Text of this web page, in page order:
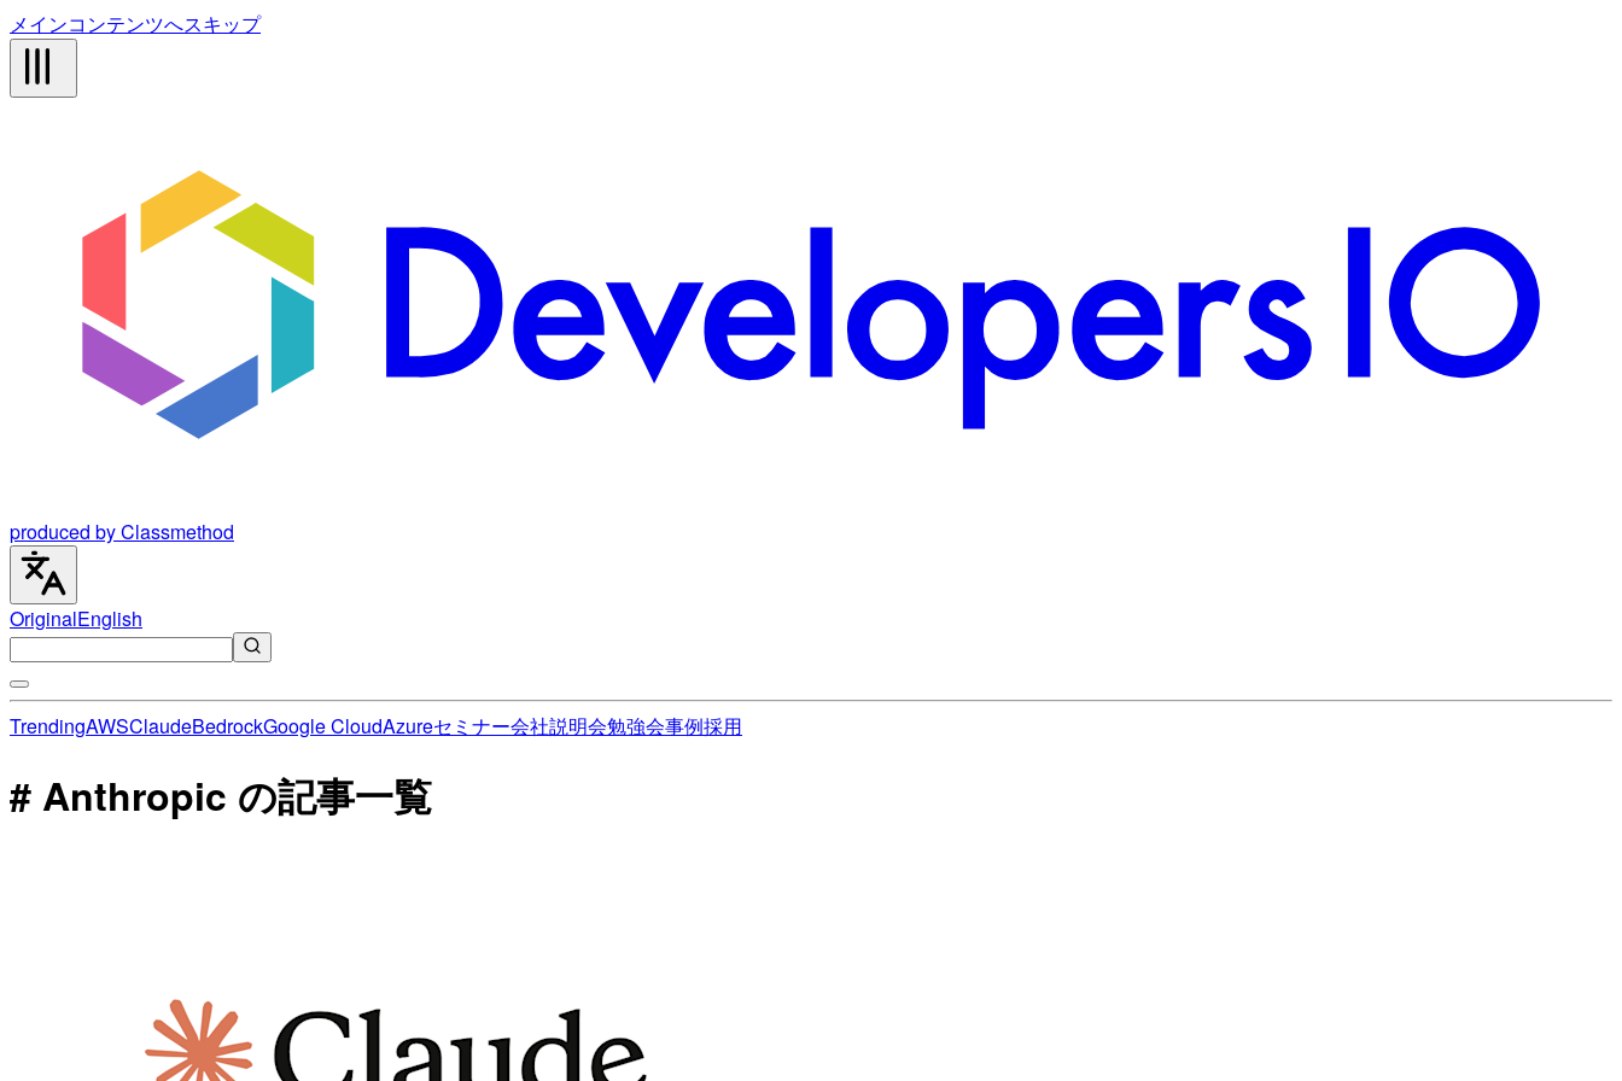
メインコンテンツへスキップ
produced by Classmethod
OriginalEnglish
TrendingAWSClaudeBedrockGoogle CloudAzureセミナー会社説明会勉強会事例採用
# Anthropic の記事一覧